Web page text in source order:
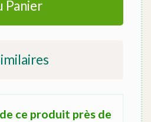
Panier
ce produit près de